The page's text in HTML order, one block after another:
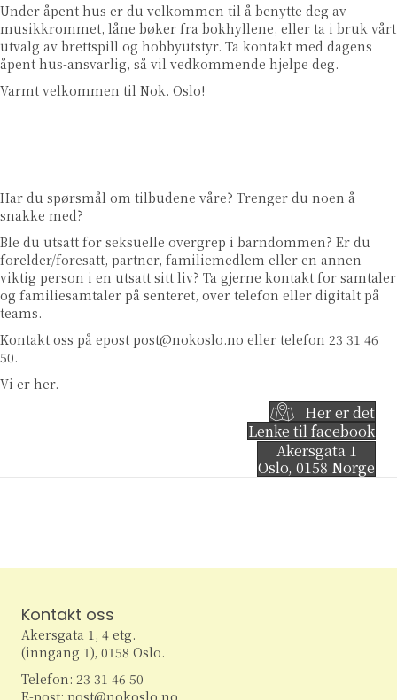
Under åpent hus er du velkommen til å benytte deg av
musikkrommet, låne bøker fra bokhyllene, eller ta i bruk vårt
utvalg av brettspill og hobbyutstyr. Ta kontakt med dagens
åpent hus-ansvarlig, så vil vedkommende hjelpe deg.
Varmt velkommen til Nok. Oslo!
Har du spørsmål om tilbudene våre? Trenger du noen å
snakke med?
Ble du utsatt for seksuelle overgrep i barndommen? Er du
forelder/foresatt, partner, familiemedlem eller en annen
viktig person i en utsatt sitt liv? Ta gjerne kontakt for samtaler
og familiesamtaler på senteret, over telefon eller digitalt på
teams.
Kontakt oss på epost post@nokoslo.no eller telefon 23 31 46
50.
Vi er her.
Her er det
Lenke til facebook
Akersgata 1
Oslo, 0158 Norge
Kontakt oss
Akersgata 1, 4 etg.
(inngang 1), 0158 Oslo.
Telefon: 23 31 46 50